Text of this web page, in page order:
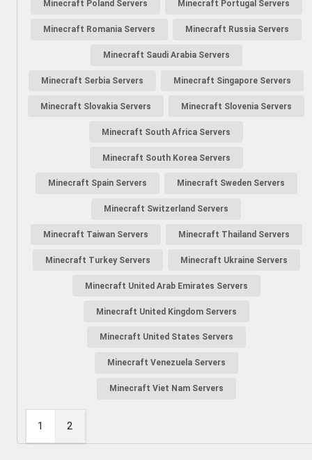
Minecraft Poland Servers Minecraft Portugal Servers
Minecraft Romania Servers Minecraft Russia Servers
Minecraft Saudi Arabia Servers
Minecraft Serbia Servers Minecraft Singapore Servers
Minecraft Slovakia Servers Minecraft Slovenia Servers
Minecraft South Africa Servers
Minecraft South Korea Servers
Minecraft Spain Servers Minecraft Sweden Servers
Minecraft Switzerland Servers
Minecraft Taiwan Servers Minecraft Thailand Servers
Minecraft Turkey Servers Minecraft Ukraine Servers
Minecraft United Arab Emirates Servers
Minecraft United Kingdom Servers
Minecraft United States Servers
Minecraft Venezuela Servers
Minecraft Viet Nam Servers
1 2